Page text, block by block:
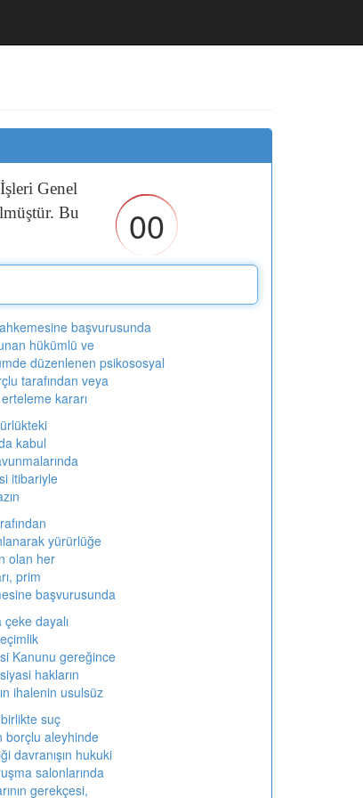
İşleri Genel
Bu
00
başvurusunda
hükümlü ve
düzenlenen psikososyal
tarafından veya
kararı
kabul
itibariyle
yürürlüğe
olan her
prim
başvurusunda
dayalı
Kanunu gereğince
hakların
ihalenin usulsüz
suç
borçlu aleyhinde
davranışın hukuki
salonlarında
gerekçesi,